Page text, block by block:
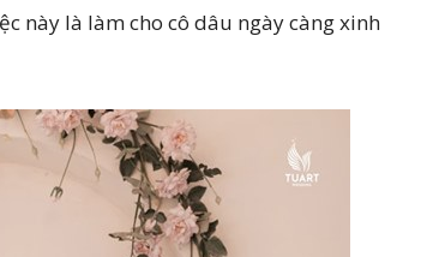
này là làm cho cô dâu ngày càng xinh